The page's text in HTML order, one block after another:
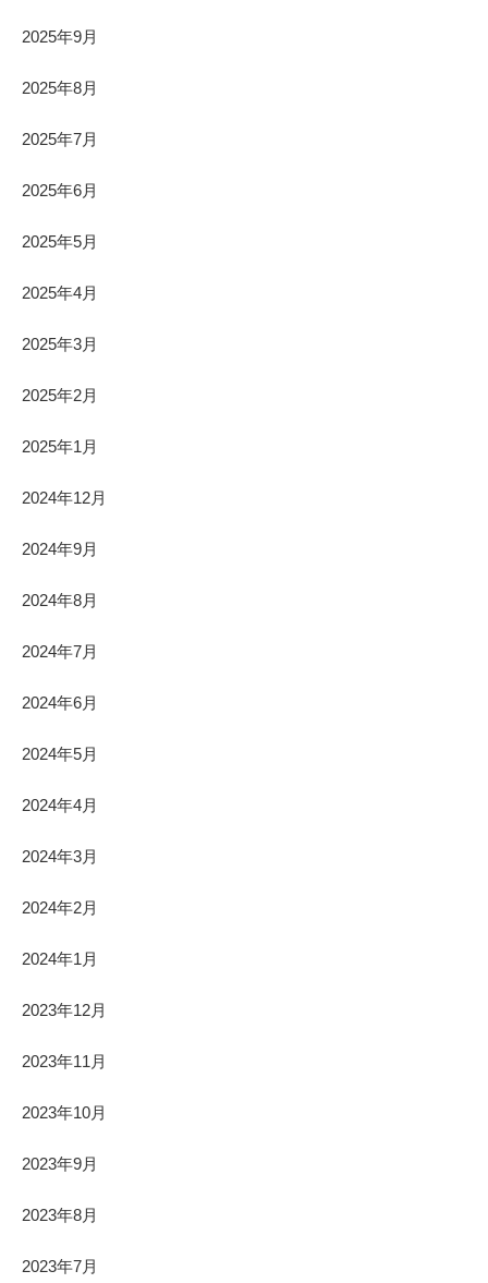
2025年9月
2025年8月
2025年7月
2025年6月
2025年5月
2025年4月
2025年3月
2025年2月
2025年1月
2024年12月
2024年9月
2024年8月
2024年7月
2024年6月
2024年5月
2024年4月
2024年3月
2024年2月
2024年1月
2023年12月
2023年11月
2023年10月
2023年9月
2023年8月
2023年7月